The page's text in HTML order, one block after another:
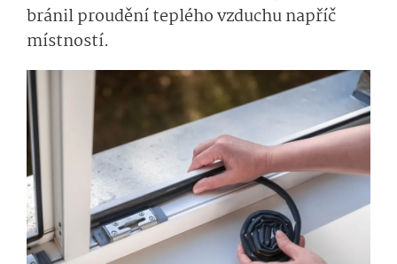
bránil proudění teplého vzduchu napříč
místností.